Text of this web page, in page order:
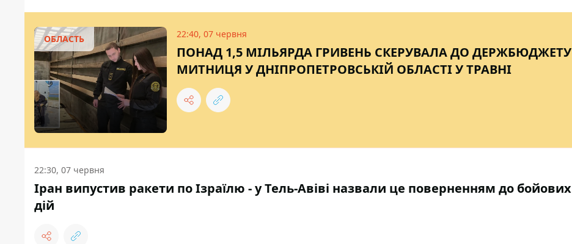
ОБЛАСТЬ 22:40, 07 червня
ПОНАД 1,5 МІЛЬЯРДА ГРИВЕНЬ СКЕРУВАЛА ДО ДЕРЖБЮДЖЕТУ
МИТНИЦЯ У ДНІПРОПЕТРОВСЬКІЙ ОБЛАСТІ У ТРАВНІ
22:30, 07 червня
Іран випустив ракети по Ізраїлю - у Тель-Авіві назвали це поверненням до бойових
дій